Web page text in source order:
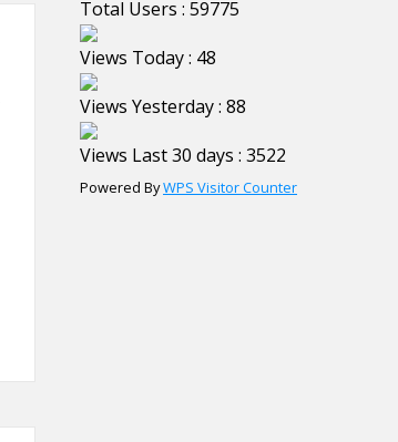
Total Users : 59775
Views Today : 48
Views Yesterday : 88
Views Last 30 days : 3522
Powered ByWPS Visitor Counter